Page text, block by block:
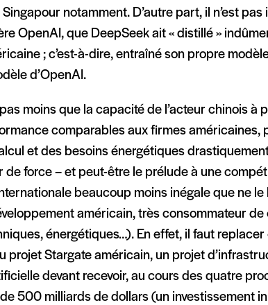
Singapour notamment. D’autre part, il n’est
OpenAI, que DeepSeek ait « distillé »
; c’est-à-dire, entraîné son propre
d’OpenAI.
pas moins que la capacité de l’acteur chinois à
comparables aux firmes américaines,
et des besoins énergétiques
de force – et peut-être le prélude à une
beaucoup moins inégale que ne le
américain, très consommateur
énergétiques…). En effet, il faut
projet Stargate américain, un projet
devant recevoir, au cours des quatre
500 milliards de dollars (un investissement